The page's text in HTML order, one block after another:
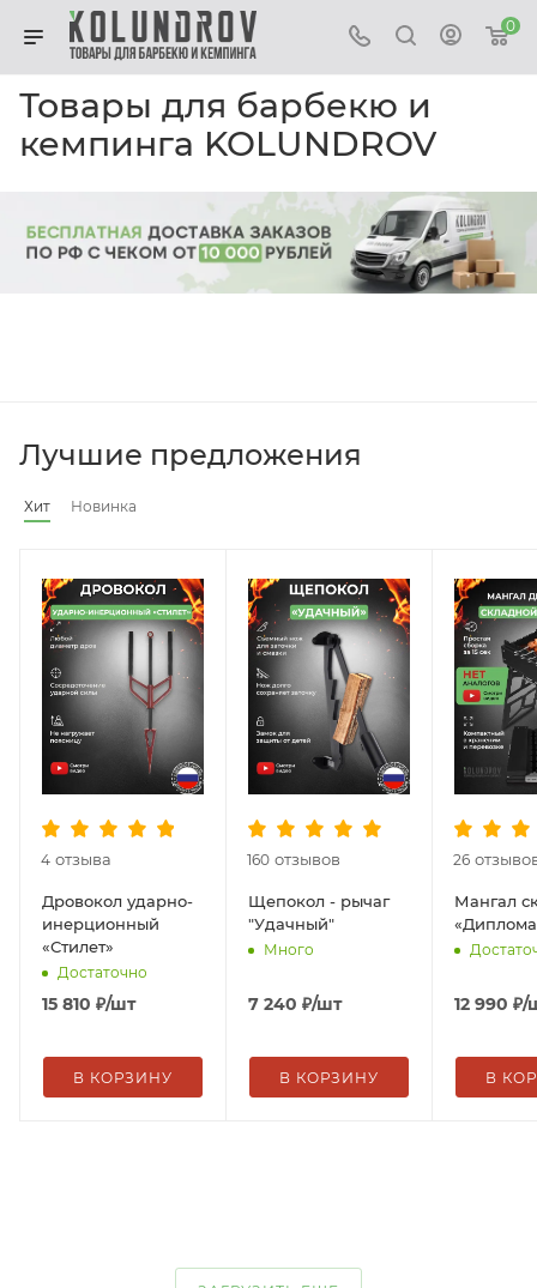
0
Товары для барбекю и
кемпинга KOLUNDROV
Лучшие предложения
Хит Новинка
4 отзыва
Дровокол ударно-
инерционный
«Стилет»
Достаточно
15 810 ₽/шт
В КОРЗИНУ
160 отзывов
Щепокол - рычаг
"Удачный"
Много
7 240 ₽/шт
В КОРЗИНУ
26
Мангал
12 990 ₽/
В